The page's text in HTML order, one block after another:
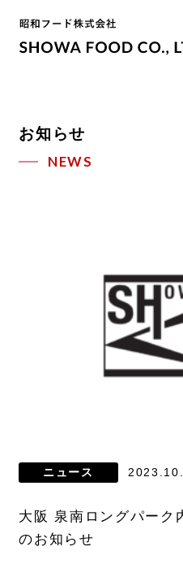
お知らせ
NEWS
ニュース
大阪 泉南ロングパーク
のお知らせ